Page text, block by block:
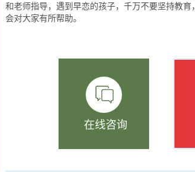
和老师指导，遇到早恋的孩子，千万不要坚持教
会对大家有所帮助。
在线咨询